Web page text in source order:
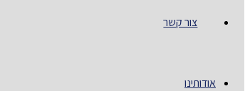
צור קשר
אודותינו